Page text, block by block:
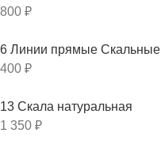
800 ₽
6 Линии прямые Скальные
400 ₽
13 Скала натуральная
1 350 ₽